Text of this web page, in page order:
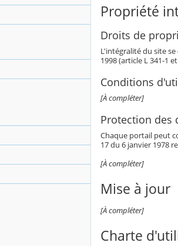
Propriété
Droits de
L'intégralité du site
1998 (article L 341-1
Conditions
[À compléter]
Protection des
Chaque portail peut
17 du 6 janvier 1978
[À compléter]
Mise à jour
[À compléter]
Charte